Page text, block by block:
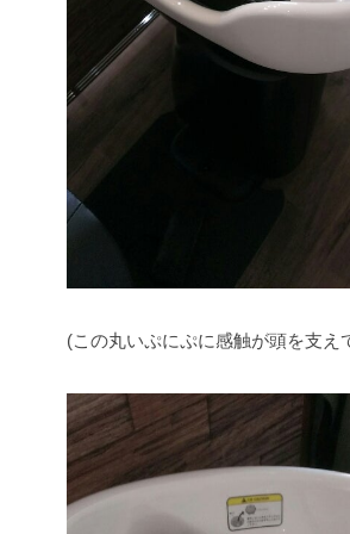
(この丸いぷにぷに感触が頭を支え